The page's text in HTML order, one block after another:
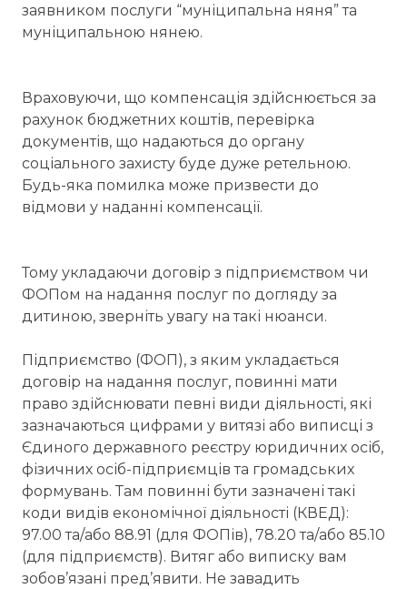
заявником послуги “муніципальна няня” та
муніципальною нянею.
Враховуючи, що компенсація здійснюється за
рахунок бюджетних коштів, перевірка
документів, що надаються до органу
соціального захисту буде дуже ретельною.
Будь-яка помилка може призвести до
відмови у наданні компенсації.
Тому укладаючи договір з підприємством чи
ФОПом на надання послуг по догляду за
дитиною, зверніть увагу на такі нюанси.
Підприємство (ФОП), з яким укладається
договір на надання послуг, повинні мати
право здійснювати певні види діяльності, які
зазначаються цифрами у витязі або виписці з
Єдиного державного реєстру юридичних осіб,
фізичних осіб-підприємців та громадських
формувань. Там повинні бути зазначені такі
коди видів економічної діяльності (КВЕД):
97.00 та/або 88.91 (для ФОПів), 78.20 та/або 85.10
(для підприємств). Витяг або виписку вам
зобов’язані пред’явити. Не завадить